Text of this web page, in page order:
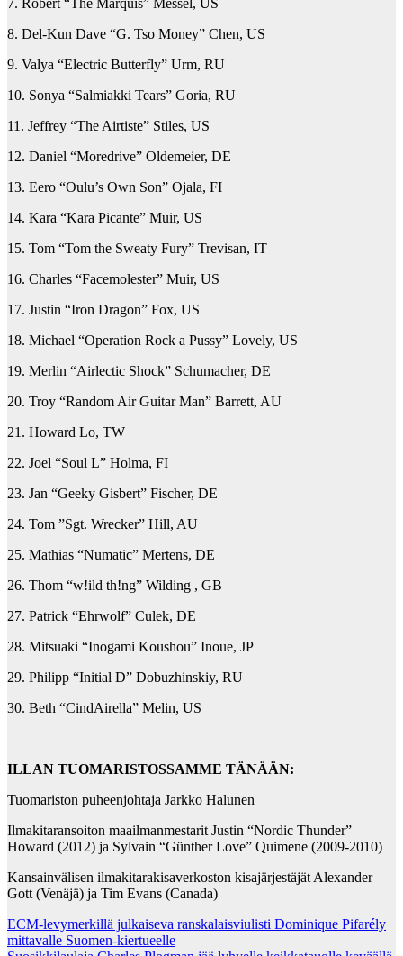
7. Robert “The Marquis” Messel, US
8. Del-Kun Dave “G. Tso Money” Chen, US
9. Valya “Electric Butterfly” Urm, RU
10. Sonya “Salmiakki Tears” Goria, RU
11. Jeffrey “The Airtiste” Stiles, US
12. Daniel “Moredrive” Oldemeier, DE
13. Eero “Oulu’s Own Son” Ojala, FI
14. Kara “Kara Picante” Muir, US
15. Tom “Tom the Sweaty Fury” Trevisan, IT
16. Charles “Facemolester” Muir, US
17. Justin “Iron Dragon” Fox, US
18. Michael “Operation Rock a Pussy” Lovely, US
19. Merlin “Airlectic Shock” Schumacher, DE
20. Troy “Random Air Guitar Man” Barrett, AU
21. Howard Lo, TW
22. Joel “Soul L” Holma, FI
23. Jan “Geeky Gisbert” Fischer, DE
24. Tom ”Sgt. Wrecker” Hill, AU
25. Mathias “Numatic” Mertens, DE
26. Thom “w!ild th!ng” Wilding , GB
27. Patrick “Ehrwolf” Culek, DE
28. Mitsuaki “Inogami Koushou” Inoue, JP
29. Philipp “Initial D” Dobuzhinskiy, RU
30. Beth “CindAirella” Melin, US
ILLAN TUOMARISTOSSAMME TÄNÄÄN:
Tuomariston puheenjohtaja Jarkko Halunen
Ilmakitaransoiton maailmanmestarit Justin “Nordic Thunder”
Howard (2012) ja Sylvain “Günther Love” Quimene (2009-2010)
Kansainvälisen ilmakitarakisaverkoston kisajärjestäjät Alexander
Gott (Venäjä) ja Tim Evans (Canada)
Post
ECM-levymerkillä julkaiseva ranskalaisviulisti Dominique Pifarély
mittavalle Suomen-kiertueelle